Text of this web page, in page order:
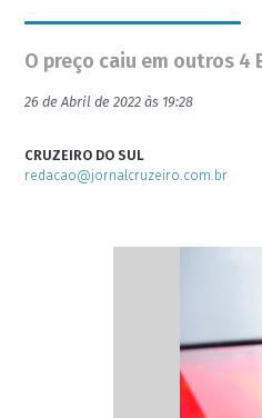
O preço caiu em outros 4
26 de Abril de 2022 às 19:28
CRUZEIRO DO SUL
redacao@jornalcruzeiro.com.br